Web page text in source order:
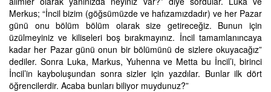
Merkus; “İncil bizim (göğsümüzde ve hafızamızdadır) ve her Pazar
günü onu bölüm bölüm olarak size getireceğiz. Bunun için
üzülmeyiniz ve kiliseleri boş bırakmayınız. İncil tamamlanıncaya
kadar her Pazar günü onun bir bölümünü de sizlere okuyacağız”
dediler. Sonra Luka, Markus, Yuhenna ve Metta bu İncil’i, birinci
İncil’in kayboluşundan sonra sizler için yazdılar. Bunlar ilk dört
öğrencilerdir. Acaba bunları biliyor muydunuz?”